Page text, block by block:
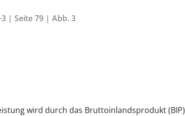
3 | Seite 79 | Abb. 3
wird durch das Bruttoinlandsprodukt (BIP)